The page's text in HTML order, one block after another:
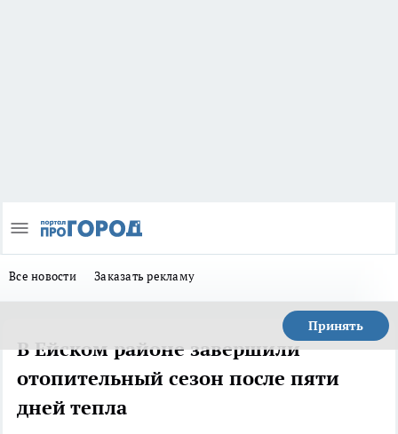
Все новости Заказать рекламу
Принять
В Ейском районе завершили
отопительный сезон после пяти
дней тепла